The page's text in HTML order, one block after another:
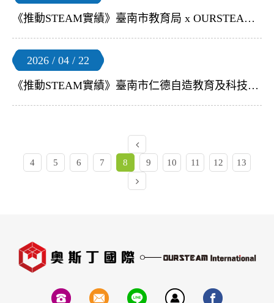
《推動STEAM實績》臺南市教育局 x OURSTEAM | 【無人機足球 教師培訓營】
2026 / 04 / 22
《推動STEAM實績》臺南市仁德自造教育及科技中心 x OURSTEAM | 【無人機足球教育訓練】
4 5 6 7 8 9 10 11 12 13